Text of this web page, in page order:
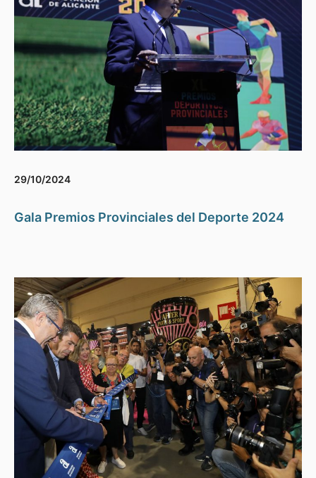
29/10/2024
Gala Premios Provinciales del Deporte 2024